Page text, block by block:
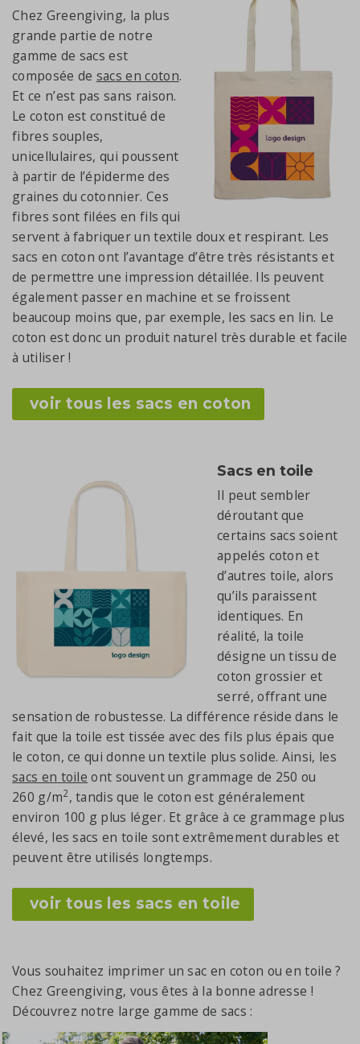
Chez Greengiving, la plus
grande partie de notre
gamme de sacs est
composée de sacs en coton.
Et ce n’est pas sans raison.
Le coton est constitué de
fibres souples,
unicellulaires, qui poussent
à partir de l’épiderme des
graines du cotonnier. Ces
fibres sont filées en fils qui
servent à fabriquer un textile doux et respirant. Les
sacs en coton ont l’avantage d’être très résistants et
de permettre une impression détaillée. Ils peuvent
également passer en machine et se froissent
beaucoup moins que, par exemple, les sacs en lin. Le
coton est donc un produit naturel très durable et facile
à utiliser !
voir tous les sacs en coton
Sacs en toile
Il peut sembler
déroutant que
certains sacs soient
appelés coton et
d’autres toile, alors
qu’ils paraissent
identiques. En
réalité, la toile
désigne un tissu de
coton grossier et
serré, offrant une
sensation de robustesse. La différence réside dans le
fait que la toile est tissée avec des fils plus épais que
le coton, ce qui donne un textile plus solide. Ainsi, les
sacs en toile ont souvent un grammage de 250 ou
260 g/m2, tandis que le coton est généralement
environ 100 g plus léger. Et grâce à ce grammage plus
élevé, les sacs en toile sont extrêmement durables et
peuvent être utilisés longtemps.
voir tous les sacs en toile
Vous souhaitez imprimer un sac en coton ou en toile ?
Chez Greengiving, vous êtes à la bonne adresse !
Découvrez notre large gamme de sacs :